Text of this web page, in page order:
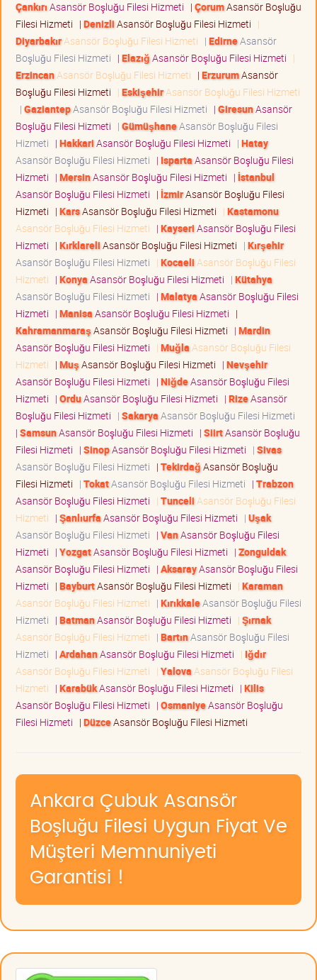
ÇankırıAsansör Boşluğu Filesi Hizmeti | ÇorumAsansör Boşluğu
Filesi Hizmeti | DenizliAsansör Boşluğu Filesi Hizmeti |
DiyarbakırAsansör Boşluğu Filesi Hizmeti | EdirneAsansör
Boşluğu Filesi Hizmeti | ElazığAsansör Boşluğu Filesi Hizmeti |
ErzincanAsansör Boşluğu Filesi Hizmeti | ErzurumAsansör
Boşluğu Filesi Hizmeti | EskişehirAsansör Boşluğu Filesi Hizmeti
| GaziantepAsansör Boşluğu Filesi Hizmeti | GiresunAsansör
Boşluğu Filesi Hizmeti | GümüşhaneAsansör Boşluğu Filesi
Hizmeti | HakkariAsansör Boşluğu Filesi Hizmeti | Hatay
Asansör Boşluğu Filesi Hizmeti | IspartaAsansör Boşluğu Filesi
Hizmeti | MersinAsansör Boşluğu Filesi Hizmeti | İstanbul
Asansör Boşluğu Filesi Hizmeti | İzmirAsansör Boşluğu Filesi
Hizmeti | KarsAsansör Boşluğu Filesi Hizmeti | Kastamonu
Asansör Boşluğu Filesi Hizmeti | KayseriAsansör Boşluğu Filesi
Hizmeti | KırklareliAsansör Boşluğu Filesi Hizmeti | Kırşehir
Asansör Boşluğu Filesi Hizmeti | Kocaeli Asansör Boşluğu Filesi
Hizmeti | KonyaAsansör Boşluğu Filesi Hizmeti | Kütahya
Asansör Boşluğu Filesi Hizmeti | MalatyaAsansör Boşluğu Filesi
Hizmeti | ManisaAsansör Boşluğu Filesi Hizmeti |
KahramanmaraşAsansör Boşluğu Filesi Hizmeti | Mardin
Asansör Boşluğu Filesi Hizmeti | Muğla Asansör Boşluğu Filesi
Hizmeti | MuşAsansör Boşluğu Filesi Hizmeti | Nevşehir
Asansör Boşluğu Filesi Hizmeti | NiğdeAsansör Boşluğu Filesi
Hizmeti | OrduAsansör Boşluğu Filesi Hizmeti | RizeAsansör
Boşluğu Filesi Hizmeti | SakaryaAsansör Boşluğu Filesi Hizmeti
| SamsunAsansör Boşluğu Filesi Hizmeti | SiirtAsansör Boşluğu
Filesi Hizmeti | SinopAsansör Boşluğu Filesi Hizmeti | Sivas
Asansör Boşluğu Filesi Hizmeti | TekirdağAsansör Boşluğu
Filesi Hizmeti | TokatAsansör Boşluğu Filesi Hizmeti | Trabzon
Asansör Boşluğu Filesi Hizmeti | Tunceli Asansör Boşluğu Filesi
Hizmeti | ŞanlıurfaAsansör Boşluğu Filesi Hizmeti | Uşak
Asansör Boşluğu Filesi Hizmeti | VanAsansör Boşluğu Filesi
Hizmeti | YozgatAsansör Boşluğu Filesi Hizmeti | Zonguldak
Asansör Boşluğu Filesi Hizmeti | AksarayAsansör Boşluğu Filesi
Hizmeti | BayburtAsansör Boşluğu Filesi Hizmeti | Karaman
Asansör Boşluğu Filesi Hizmeti | KırıkkaleAsansör Boşluğu Filesi
Hizmeti | BatmanAsansör Boşluğu Filesi Hizmeti | Şırnak
Asansör Boşluğu Filesi Hizmeti | BartınAsansör Boşluğu Filesi
Hizmeti | ArdahanAsansör Boşluğu Filesi Hizmeti | Iğdır
Asansör Boşluğu Filesi Hizmeti | Yalova Asansör Boşluğu Filesi
Hizmeti | KarabükAsansör Boşluğu Filesi Hizmeti | Kilis
Asansör Boşluğu Filesi Hizmeti | OsmaniyeAsansör Boşluğu
Filesi Hizmeti | DüzceAsansör Boşluğu Filesi Hizmeti
Ankara Çubuk Asansör
Boşluğu Filesi Uygun Fiyat Ve
Müşteri Memnuniyeti
Garantisi !